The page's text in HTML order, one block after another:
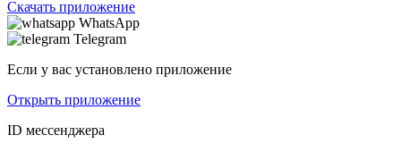
Скачать приложение
WhatsApp
Telegram
Если у вас установлено приложение
Открыть приложение
ID мессенджера